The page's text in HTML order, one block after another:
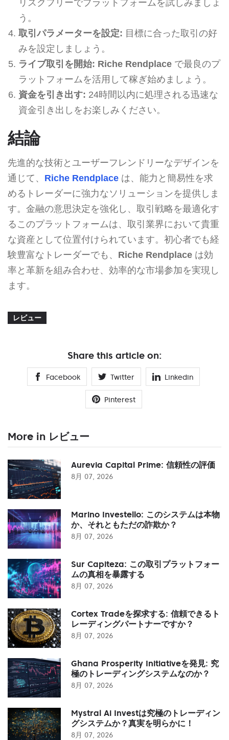
リスクフリーでプラットフォームを試しみましょ
う。
取引パラメーターを設定: 目標に合った取引の好
みを設定しましょう。
ライブ取引を開始: Riche Rendplaceで最良のプ
ラットフォームを活用して稼ぎ始めましょう。
資金を引き出す: 24時間以内に処理される迅速な
資金引き出しをお楽しみください。
結論
先進的な技術とユーザーフレンドリーなデザインを
通じて、 Riche Rendplace は、能力と簡易性を求
めるトレーダーに強力なソリューションを提供しま
す。金融の意思決定を強化し、取引戦略を最適化す
るこのプラットフォームは、取引業界において貴重
な資産として位置付けられています。初心者でも経
験豊富なトレーダーでも、 Riche Rendplace は効
率と革新を組み合わせ、効率的な市場参加を実現し
ます。
レビュー
Share this article on:
Facebook Twitter Linkedin
Pinterest
More in レビュー
Aurevia Capital Prime: 信頼性の評価
8月 07, 2026
Marino Investello: このシステムは本物
か、それともただの詐欺か？
8月 07, 2026
Sur Capiteza: この取引プラットフォー
ムの真相を暴露する
8月 07, 2026
Cortex Tradeを探求する: 信頼できるト
レーディングパートナーですか？
8月 07, 2026
Ghana Prosperity Initiativeを発見: 究
極のトレーディングシステムなのか？
8月 07, 2026
Mystral Ai Investは究極のトレーディン
グシステムか？真実を明らかに！
8月 07, 2026